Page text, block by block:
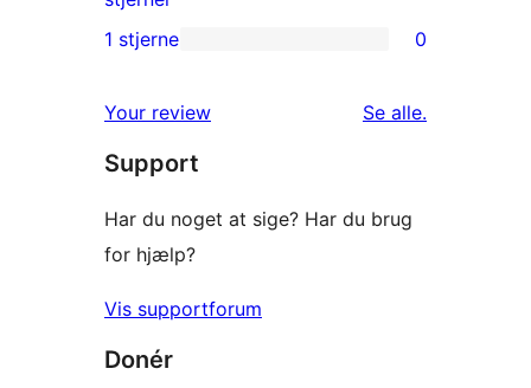
anmeldelser
2-
anmeldelser
stjernet
anmeldelser
1 stjerne 0
Your review Se alleanmeldelser
.
Support
Har du noget at sige? Har du brug
for hjælp?
Vis supportforum
Donér